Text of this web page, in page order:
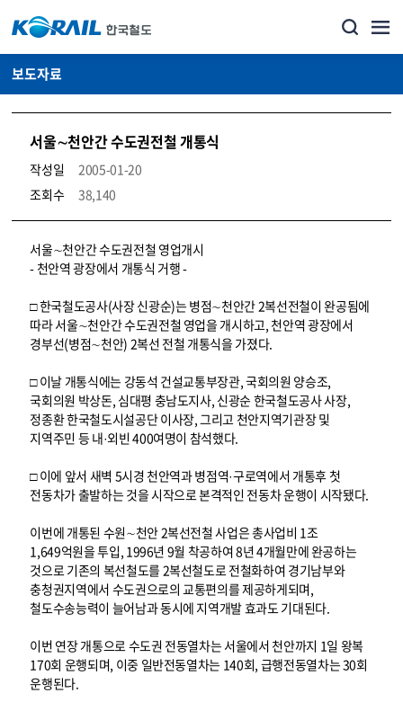
보도자료
서울∼천안간 수도권전철 개통식
작성일
2005-01-20
조회수
38,140
뉴스·홍보_보도자료 상세보기 – 내용, 파일, 담당자 연락처로 구성
서울∼천안간 수도권전철 영업개시
- 천안역 광장에서 개통식 거행 -
□ 한국철도공사(사장 신광순)는 병점∼천안간 2복선전철이 완공됨에
따라 서울∼천안간 수도권전철 영업을 개시하고, 천안역 광장에서
경부선(병점∼천안) 2복선 전철 개통식을 가졌다.
□ 이날 개통식에는 강동석 건설교통부장관, 국회의원 양승조,
국회의원 박상돈, 심대평 충남도지사, 신광순 한국철도공사 사장,
정종환 한국철도시설공단 이사장, 그리고 천안지역기관장 및
지역주민 등 내·외빈 400여명이 참석했다.
□ 이에 앞서 새벽 5시경 천안역과 병점역·구로역에서 개통후 첫
전동차가 출발하는 것을 시작으로 본격적인 전동차 운행이 시작됐다.
이번에 개통된 수원∼천안 2복선전철 사업은 총사업비 1조
1,649억원을 투입, 1996년 9월 착공하여 8년 4개월만에 완공하는
것으로 기존의 복선철도를 2복선철도로 전철화하여 경기남부와
충청권지역에서 수도권으로의 교통편의를 제공하게되며,
철도수송능력이 늘어남과 동시에 지역개발 효과도 기대된다.
이번 연장 개통으로 수도권 전동열차는 서울에서 천안까지 1일 왕복
170회 운행되며, 이중 일반전동열차는 140회, 급행전동열차는 30회
운행된다.